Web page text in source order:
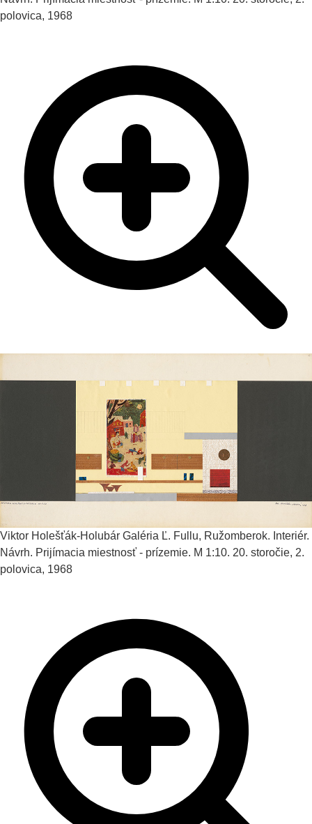
polovica, 1968
Viktor Holešťák-Holubár Galéria Ľ. Fullu, Ružomberok. Interiér.
Návrh. Prijímacia miestnosť - prízemie. M 1:10. 20. storočie, 2.
polovica, 1968